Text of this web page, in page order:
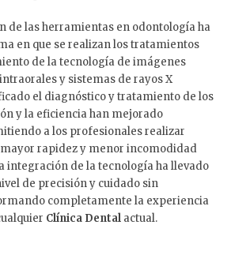
de las herramientas en odontología ha
en que se realizan los tratamientos
de la tecnología de imágenes
y sistemas de rayos X
el diagnóstico y tratamiento de los
y la eficiencia han mejorado
a los profesionales realizar
rapidez y menor incomodidad
integración de la tecnología ha llevado
de precisión y cuidado sin
completamente la experiencia
Clínica Dental actual.